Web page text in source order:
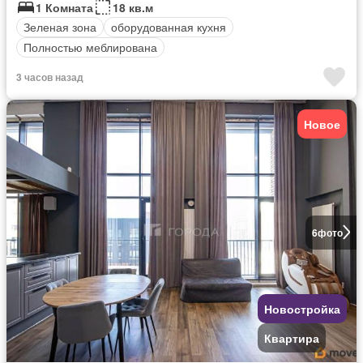
1 Комната
18 кв.м
Зеленая зона
оборудованная кухня
Полностью меблирована
3 часов назад
6фото
Новое
Новостройка
Квартира